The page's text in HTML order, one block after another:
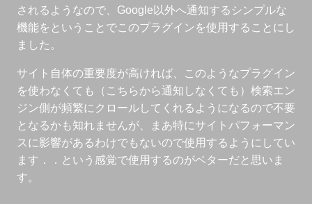
されるようなので、Google以外へ通知するシンプルな
機能をということでこのプラグインを使用することにし
ました。
サイト自体の重要度が高ければ、このようなプラグイン
を使わなくても（こちらから通知しなくても）検索エン
ジン側が頻繁にクロールしてくれるようになるので不要
となるかも知れませんが、まあ特にサイトパフォーマン
スに影響があるわけでもないので使用するようにしてい
ます．．という感覚で使用するのがベターだと思いま
す。